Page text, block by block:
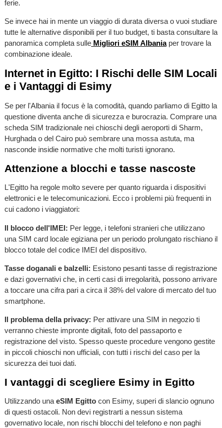
ferie.
Se invece hai in mente un viaggio di durata diversa o vuoi studiare
tutte le alternative disponibili per il tuo budget, ti basta consultare la
panoramica completa sulle Migliori eSIM Albaniaper trovare la
combinazione ideale.
Internet in Egitto: I Rischi delle SIM Locali
e i Vantaggi di Esimy
Se per l'Albania il focus è la comodità, quando parliamo di Egitto la
questione diventa anche di sicurezza e burocrazia. Comprare una
scheda SIM tradizionale nei chioschi degli aeroporti di Sharm,
Hurghada o del Cairo può sembrare una mossa astuta, ma
nasconde insidie normative che molti turisti ignorano.
Attenzione a blocchi e tasse nascoste
L'Egitto ha regole molto severe per quanto riguarda i dispositivi
elettronici e le telecomunicazioni. Ecco i problemi più frequenti in
cui cadono i viaggiatori:
Il blocco dell'IMEI: Per legge, i telefoni stranieri che utilizzano
una SIM card locale egiziana per un periodo prolungato rischiano il
blocco totale del codice IMEI del dispositivo.
Tasse doganali e balzelli: Esistono pesanti tasse di registrazione
e dazi governativi che, in certi casi di irregolarità, possono arrivare
a toccare una cifra pari a circa il 38% del valore di mercato del tuo
smartphone.
Il problema della privacy: Per attivare una SIM in negozio ti
verranno chieste impronte digitali, foto del passaporto e
registrazione del visto. Spesso queste procedure vengono gestite
in piccoli chioschi non ufficiali, con tutti i rischi del caso per la
sicurezza dei tuoi dati.
I vantaggi di scegliere Esimy in Egitto
Utilizzando unaeSIM Egittocon Esimy, superi di slancio ognuno
di questi ostacoli. Non devi registrarti a nessun sistema
governativo locale, non rischi blocchi del telefono e non paghi